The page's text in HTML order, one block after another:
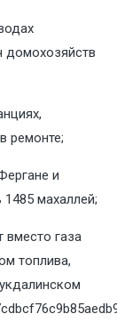
домохозяйств
ремонте;
и
махаллей;
вместо газа
топлива,